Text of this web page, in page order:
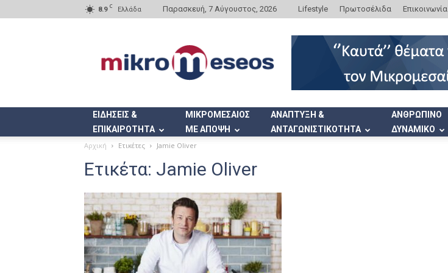
8.9 C Ελλάδα Παρασκευή, 7 Αύγουστος, 2026 Lifestyle Πρωτοσέλιδα Επικοινωνία
ΕΙΔΗΣΕΙΣ &
ΕΠΙΚΑΙΡΟΤΗΤΑ
ΜΙΚΡΟΜΕΣΑΙΟΣ
ΜΕ ΑΠΟΨΗ
ΑΝΑΠΤΥΞΗ &
ΑΝΤΑΓΩΝΙΣΤΙΚΟΤΗΤΑ
ΑΝΘΡΩΠΙΝΟ
ΔΥΝΑΜΙΚΟ
Αρχική Ετικέτες Jamie Oliver
Ετικέτα: Jamie Oliver